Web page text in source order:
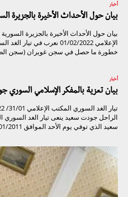
أخبار
بيان حول الأحداث الأخيرة بالجزيرة
بيان حول الأحداث الأخيرة بالجزيرة
الإعلامي 01/02/2022 نعرب في
خطورة ما حصل في سجن غويران (سجن
أخبار
بيان تعزية بالمفكر الإسلامي
الراحل جودت سعيد ينعى تيار الغد
سعيد الذي توفي يوم الأحد الموافق 30/01/2011...